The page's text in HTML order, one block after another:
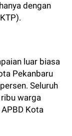
dengan
luar biasa
Pekanbaru
Seluruh
warga
Kota